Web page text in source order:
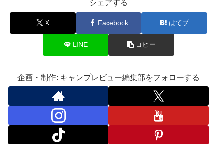
シェアする
X Facebook はてブ
LINE コピー
企画・制作: キャンプレビュー編集部をフォローする